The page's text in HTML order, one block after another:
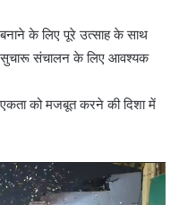
बनाने के लिए पूरे उत्साह के साथ
सुचारू संचालन के लिए आवश्यक
एकता को मजबूत करने की दिशा में